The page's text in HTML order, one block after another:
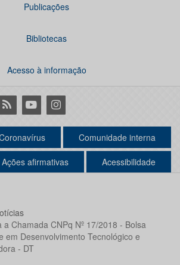
Publicações
Bibliotecas
Acesso à informação
RSS YoutubeInstagram
Comunidade interna
Ações afirmativas Acessibilidade
a Chamada CNPq Nº 17/2018 - Bolsa
em Desenvolvimento Tecnológico e
- DT